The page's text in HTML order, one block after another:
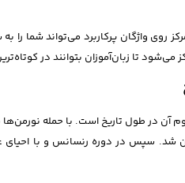
روی واژگان پرکاربرد می‌تواند شما
می‌شود تا زبان‌آموزان بتوانند در
شد. سپس در دوره رنسانس و با احیای